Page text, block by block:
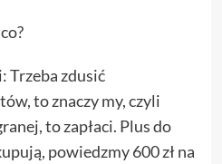
Trzeba zdusić
to znaczy my, czyli
to zapłaci. Plus do
powiedzmy 600 zł na